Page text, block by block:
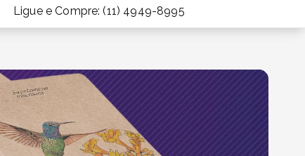
Ligue e Compre: (11) 4949-8995